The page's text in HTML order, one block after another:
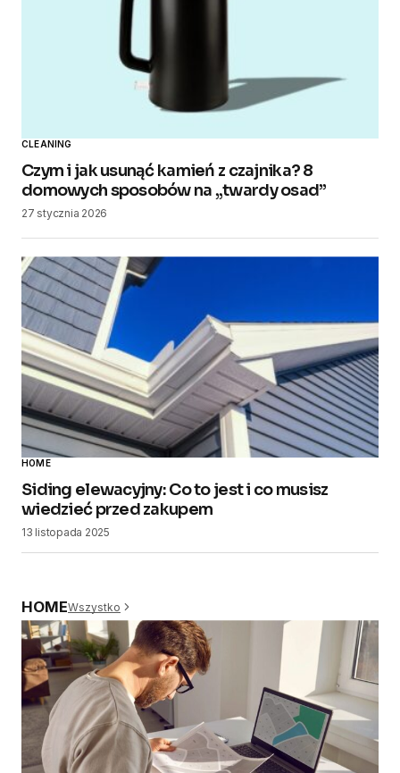
CLEANING
Czym i jak usunąć kamień z czajnika? 8
domowych sposobów na „twardy osad”
27 stycznia 2026
HOME
Siding elewacyjny: Co to jest i co musisz
wiedzieć przed zakupem
13 listopada 2025
HOMEWszystko